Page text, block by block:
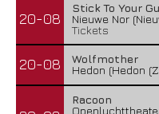
20-08
Stick To Your
Nieuwe Nor
Tickets
20-08
Wolfmother
Hedon (Hedon
Racoon